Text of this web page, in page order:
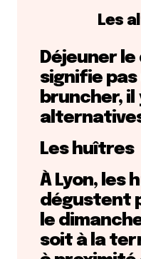
Les
Déjeuner
signifie
bruncher, il
Les huîtres
À Lyon, les
dégustent
le
soit à la